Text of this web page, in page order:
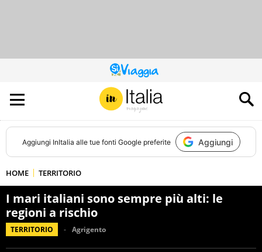
QUESTO
SITO
CONTRIBUISCE
ALL’AUDIENCE
DI
Aggiungi InItalia alle tue fonti Google preferite Aggiungi
HOME TERRITORIO
I mari italiani sono sempre più alti: le
regioni a rischio
TERRITORIO Agrigento